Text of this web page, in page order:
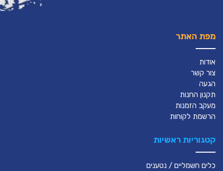
מפת האתר
אודות
צור קשר
הגעה
תקנון החנות
מעקב הזמנות
הרשמת לקוחות
קטגוריות ראשיות
כלים חשמליים / נטענים